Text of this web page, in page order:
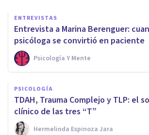
ENTREVISTAS
Entrevista a Marina Berenguer:
psicóloga se convirtió en paciente
Psicología Y Mente
PSICOLOGÍA
TDAH, Trauma Complejo y TLP: el
clínico de las tres “T”
Hermelinda Espinoza Jara